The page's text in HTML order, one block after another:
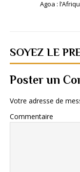
Agoa :
SOYEZ LE
Poster un
Votre adresse de
Commentaire